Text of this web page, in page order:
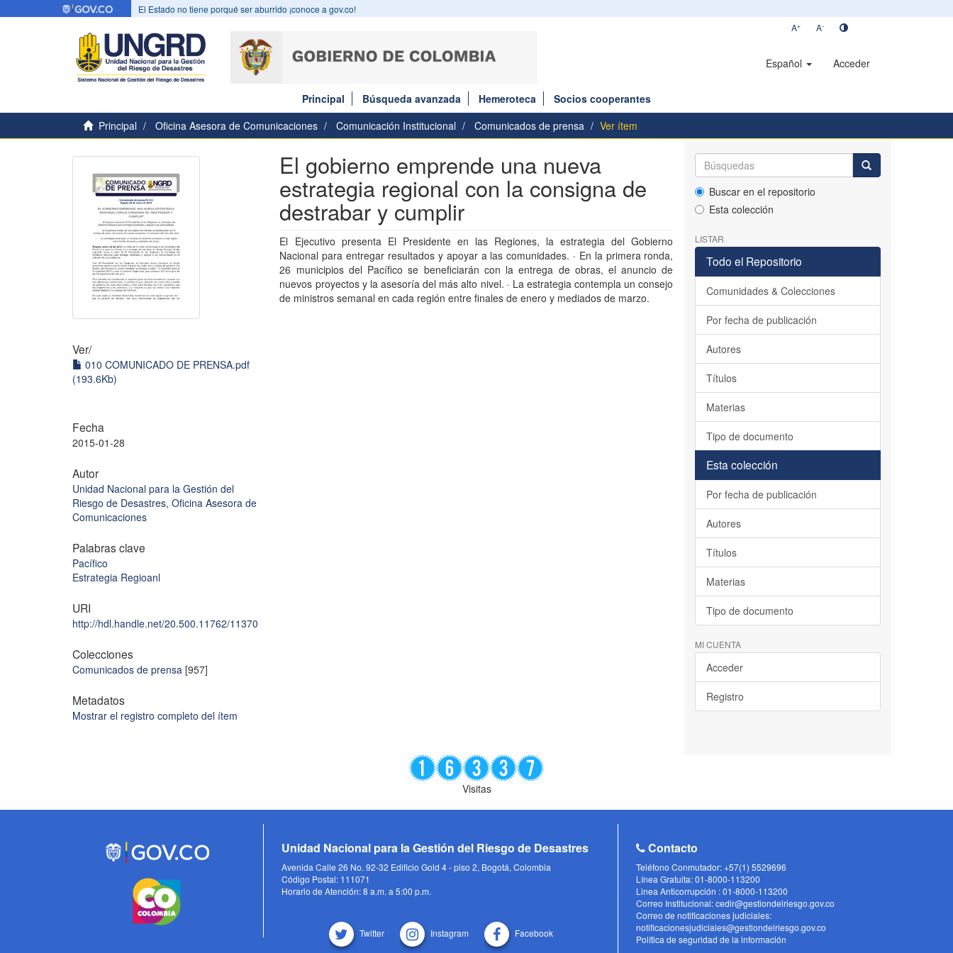
El Estado no tiene porqué ser aburrido ¡conoce a gov.co!
A+ A-
Español Acceder
Principal Búsqueda avanzada Hemeroteca
Socios cooperantes
Principal
Oficina Asesora de Comunicaciones Comunicación Institucional Comunicados de prensa Ver ítem
Ver/
010 COMUNICADO DE PRENSA.pdf
(193.6Kb)
Fecha
2015-01-28
Autor
Unidad Nacional para la Gestión del
Riesgo de Desastres, Oficina Asesora de
Comunicaciones
Palabras clave
Pacífico
Estrategia Regioanl
URI
http://hdl.handle.net/20.500.11762/11370
Colecciones
Comunicados de prensa [957]
Metadatos
Mostrar el registro completo del ítem
El gobierno emprende una nueva
estrategia regional con la consigna de
destrabar y cumplir
El Ejecutivo presenta El Presidente en las Regiones, la estrategia del Gobierno
Nacional para entregar resultados y apoyar a las comunidades. · En la primera ronda,
26 municipios del Pacífico se beneficiarán con la entrega de obras, el anuncio de
nuevos proyectos y la asesoría del más alto nivel. · La estrategia contempla un consejo
de ministros semanal en cada región entre finales de enero y mediados de marzo.
Buscar en el repositorio
Esta colección
LISTAR
Todo el Repositorio
Comunidades & Colecciones
Por fecha de publicación
Autores
Títulos
Materias
Tipo de documento
Esta colección
Por fecha de publicación
Autores
Títulos
Materias
Tipo de documento
MI CUENTA
Acceder
Registro
Visitas
Unidad Nacional para la Gestión del Riesgo de Desastres
Avenida Calle 26 No. 92-32 Edificio Gold 4 - piso 2, Bogotá, Colombia
Código Postal: 111071
Horario de Atención: 8 a.m. a 5:00 p.m.
Twitter Instagram Facebook
Contacto
Teléfono Conmutador: +57(1) 5529696
Línea Gratuita: 01-8000-113200
Linea Anticorrupción : 01-8000-113200
Correo Institucional: cedir@gestiondelriesgo.gov.co
Correo de notificaciones judiciales:
notificacionesjudiciales@gestiondelriesgo.gov.co
Política de seguridad de la información